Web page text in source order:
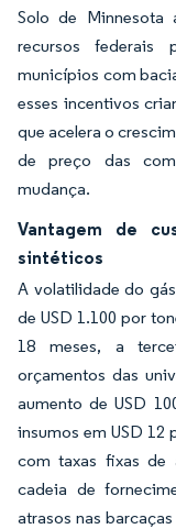
Solo de Minnesota
recursos
municípios com
esses incentivos
que acelera o
de preço das
mudança.
Vantagem de
sintéticos
A volatilidade do
de USD 1.100 por
18 meses, a
orçamentos das
aumento de USD
insumos em USD 12
com taxas fixas de
cadeia de
atrasos nas